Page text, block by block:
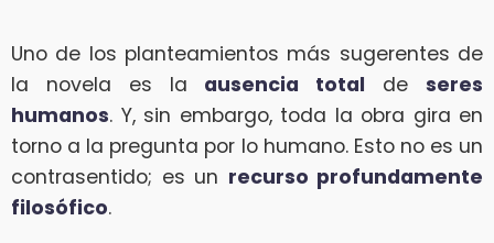
Uno de los planteamientos más sugerentes de
la novela es la ausencia total deseres
humanos. Y, sin embargo, toda la obra gira en
torno a la pregunta por lo humano. Esto no es un
contrasentido; es un recurso profundamente
filosófico.